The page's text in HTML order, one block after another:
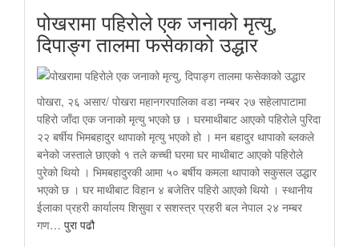
पोखरामा पहिरोले एक जनाको मृत्यु,
दिपाङ्ग तालमा फसेकाको उद्धार
पोखरा, २६ असार/ पोखरा महानगरपालिका वडा नम्बर २७ सहेलापाटामा
पहिरो जाँदा एक जनाको मृत्यु भएको छ । घरमाथीबाट आएको पहिरोले पुरिदा
२२ बर्षीय भिमबहादुर थापाको मृत्यु भएको हो । मन बहादुर थापाको ब्लकले
बनेको जस्ताले छाएको १ तले कच्ची घरमा घर माथीबाट आएको पहिरोले
पुरेको थियो । भिमबहादुरकी आमा ५० बर्षीय कमला थापाको सकुसल उद्धार
भएको छ । घर माथीबाट विहान ४ बजेतिर पहिरो आएको थियो । स्थानीय
ईलाका प्रहरी कार्यालय शिसुवा र सशस्त्र प्रहरी बल नेपाल २४ नम्बर
गण… पुरा पढौ